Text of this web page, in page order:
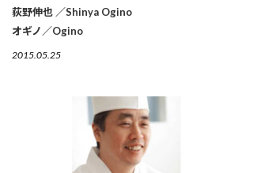
荻野伸也 ／Shinya Ogino
オギノ／Ogino
2015.05.25